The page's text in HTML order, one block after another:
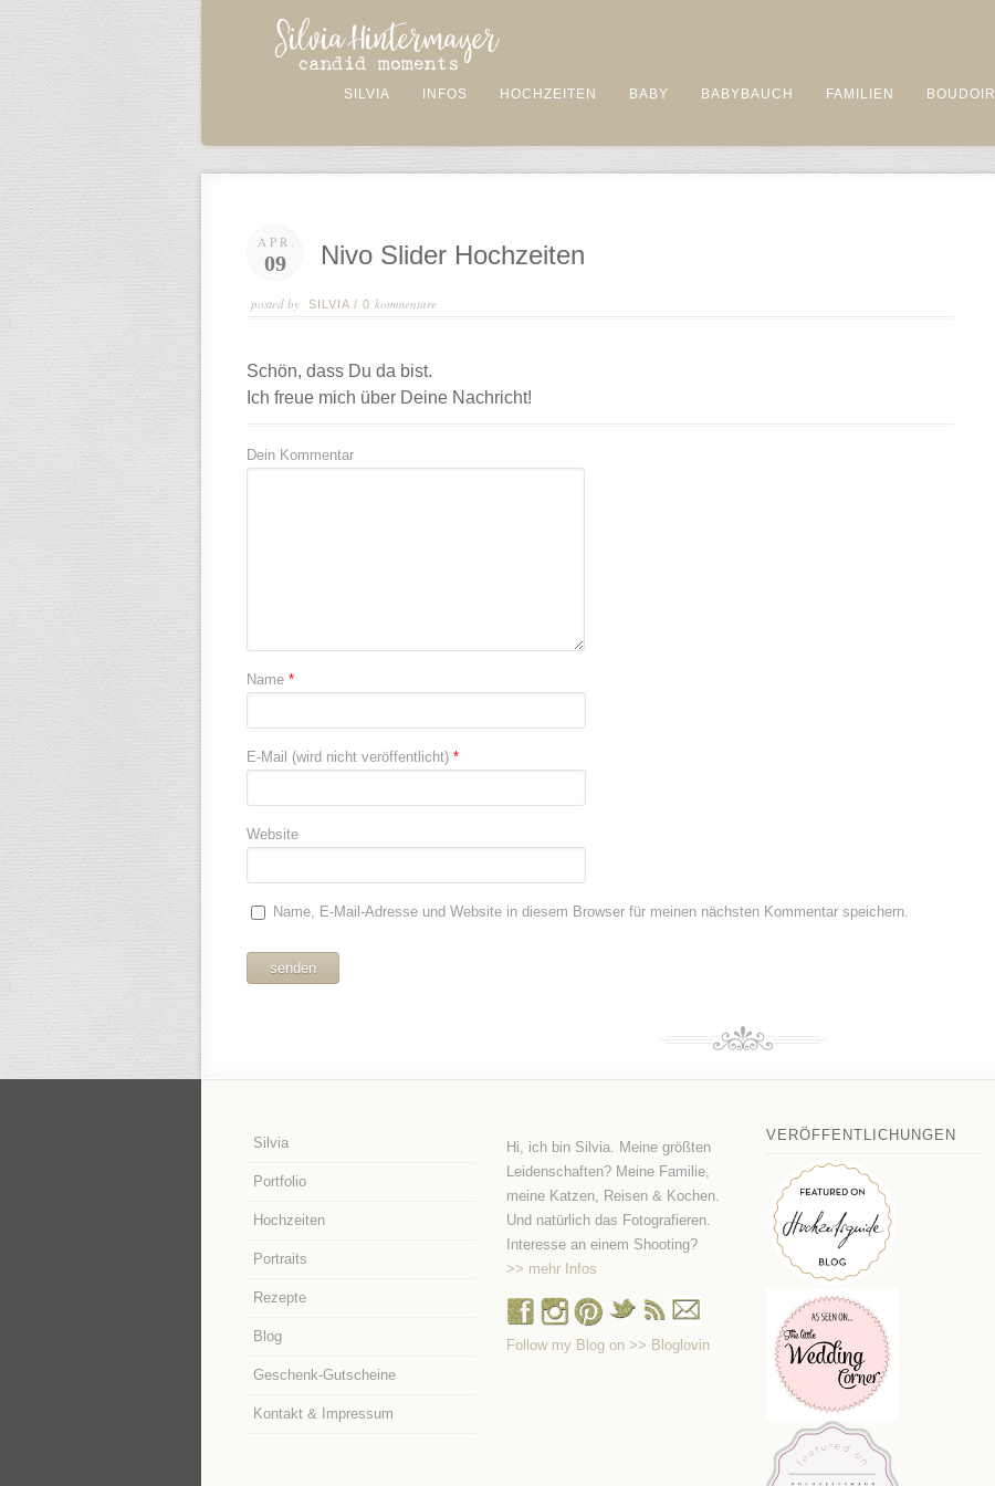
SILVIA INFOS HOCHZEITEN BABY BABYBAUCH FAMILIEN BOUDOIR
APR.
09 Nivo Slider Hochzeiten
posted by SILVIA / 0 kommentare
Schön, dass Du da bist.
Ich freue mich über Deine Nachricht!
Dein Kommentar
Name *
E-Mail (wird nicht veröffentlicht) *
Website
Name, E-Mail-Adresse und Website in diesem Browser für meinen nächsten Kommentar speichern.
Silvia
Portfolio
Hochzeiten
Portraits
Rezepte
Blog
Geschenk-Gutscheine
Kontakt & Impressum
Hi, ich bin Silvia. Meine größten
Leidenschaften? Meine Familie,
meine Katzen, Reisen & Kochen.
Und natürlich das Fotografieren.
Interesse an einem Shooting?
>> mehr Infos
Follow my Blog on >> Bloglovin
VERÖFFENTLICHUNGEN